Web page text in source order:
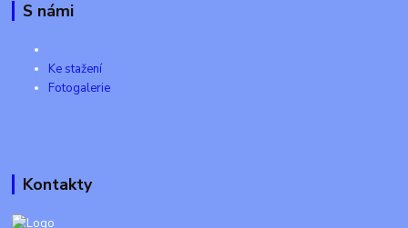
S námi
Ke stažení
Fotogalerie
Kontakty